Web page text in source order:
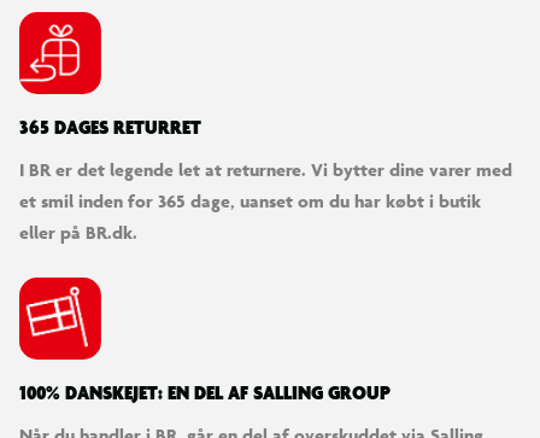
Robust og holdbar konstruktion
Velegnet til udendørs brug
Inkl. sandkasselegetøj
Mål
120 x 120 cm
365 DAGES RETURRET
I BR er det legende let at returnere. Vi bytter dine varer med
et smil inden for 365 dage, uanset om du har købt i butik
eller på BR.dk.
100% DANSKEJET: EN DEL AF SALLING GROUP